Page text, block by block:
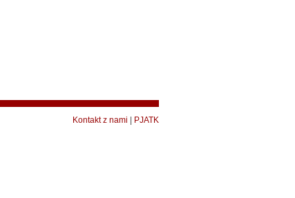
Kontakt z nami PJATK